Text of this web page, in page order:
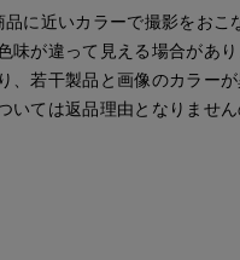
に近いカラーで撮影をおこ
味が違って見える場合があ
、若干製品と画像のカラー
いては返品理由となりませ